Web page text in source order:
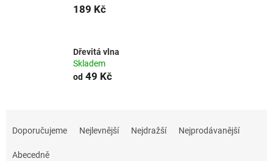
189 Kč
Dřevitá vlna
Skladem
od 49 Kč
Doporučujeme Nejlevnější Nejdražší Nejprodávanější
Abecedně